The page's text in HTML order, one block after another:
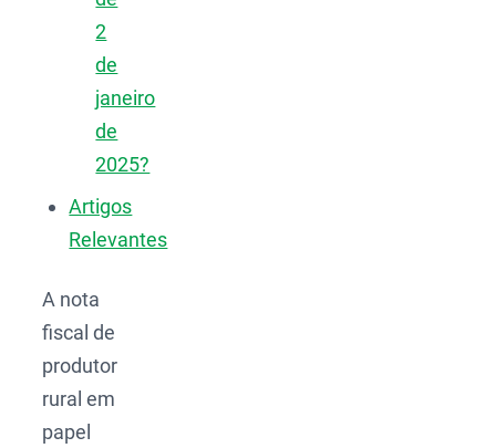
2
de
janeiro
de
2025?
Artigos
Relevantes
A nota
fiscal de
produtor
rural em
papel